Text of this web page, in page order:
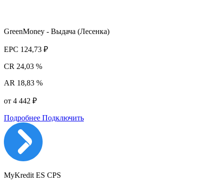
GreenMoney - Выдача (Лесенка)
EPC 124,73 ₽
CR 24,03 %
AR 18,83 %
от 4 442 ₽
Подробнее Подключить
MyKredit ES CPS